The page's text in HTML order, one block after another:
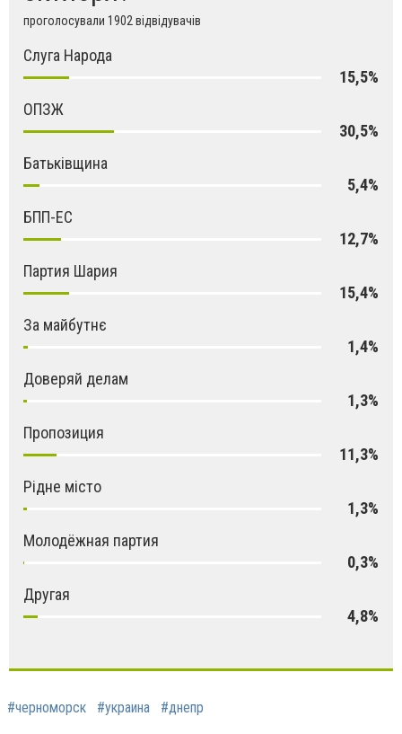
проголосували 1902 відвідувачів
Слуга Народа
15,5%
ОПЗЖ
30,5%
Батьківщина
5,4%
БПП-ЕС
12,7%
Партия Шария
15,4%
За майбутнє
1,4%
Доверяй делам
1,3%
Пропозиция
11,3%
Рідне місто
1,3%
Молодёжная партия
0,3%
Другая
4,8%
#черноморск #украина #днепр